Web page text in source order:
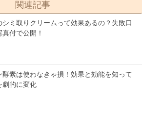
関連記事
シミ取りクリームって効果あるの？失敗口
真付で公開！
酵素は使わなきゃ損！効果と効能を知って
劇的に変化